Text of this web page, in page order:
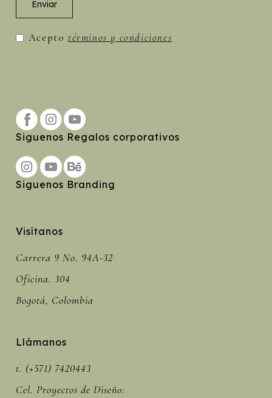
Acepto términos y condiciones
Siguenos Regalos corporativos
Siguenos Branding
Visítanos
Carrera 9 No. 94A-32
Oficina. 304
Bogotá, Colombia
Llámanos
t. (+571) 7420443
Cel. Proyectos de Diseño: